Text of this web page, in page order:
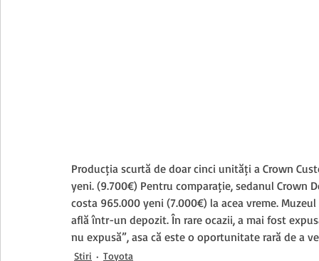
Producția scurtă de doar cinci unități a Crown
yeni. (9.700€) Pentru comparație, sedanul Crown
costa 965.000 yeni (7.000€) la acea vreme.
află într-un depozit. În rare ocazii, a mai fost
nu expusă”, așa că este o oportunitate rară de a
Stiri Toyota